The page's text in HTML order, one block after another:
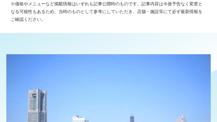
※価格やメニューなど掲載情報はいずれも記事公開時のものです。記事内容は今後予告なく変更と
なる可能性もあるため、当時のものとして参考にしていただき、店舗・施設等にて必ず最新情報を
ご確認ください。